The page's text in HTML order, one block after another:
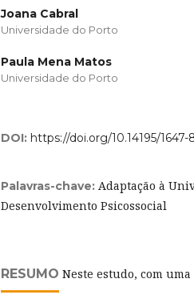
Joana Cabral
Universidade do Porto
Paula Mena Matos
Universidade do Porto
DOI: https://doi.org/10.14195/1647-
Palavras-chave: Adaptação à
Desenvolvimento Psicossocial
RESUMO Neste estudo, com